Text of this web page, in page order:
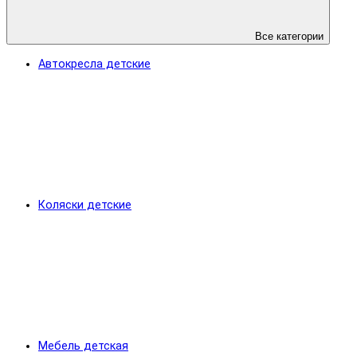
Все категории
Автокресла детские
Коляски детские
Мебель детская